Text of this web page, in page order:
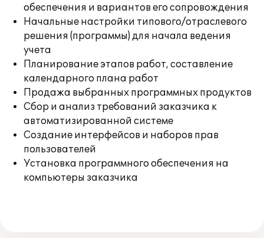
обеспечения и вариантов его сопровождения
Начальные настройки типового/отраслевого
решения (программы) для начала ведения
учета
Планирование этапов работ, составление
календарного плана работ
Продажа выбранных программных продуктов
Сбор и анализ требований заказчика к
автоматизированной системе
Создание интерфейсов и наборов прав
пользователей
Установка программного обеспечения на
компьютеры заказчика